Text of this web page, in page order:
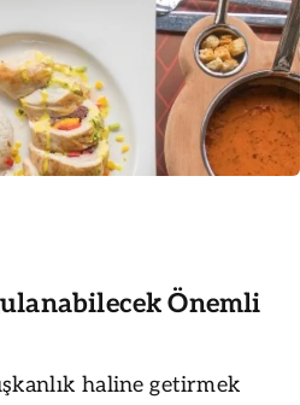
Önemli
haline getirmek